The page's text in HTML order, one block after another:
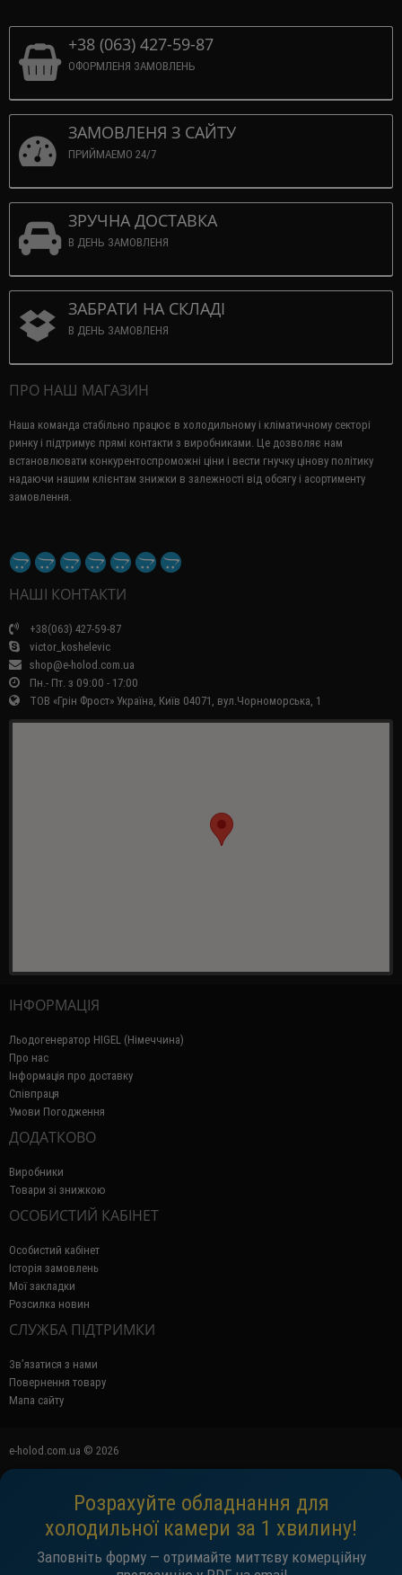
+38 (063) 427-59-87
ОФОРМЛЕНЯ ЗАМОВЛЕНЬ
ЗАМОВЛЕНЯ З САЙТУ
ПРИЙМАЕМО 24/7
ЗРУЧНА ДОСТАВКА
В ДЕНЬ ЗАМОВЛЕНЯ
ЗАБРАТИ НА СКЛАДІ
В ДЕНЬ ЗАМОВЛЕНЯ
ПРО НАШ МАГАЗИН
Наша команда стабільно працює в холодильному і кліматичному секторі
ринку і підтримує прямі контакти з виробниками. Це дозволяє нам
встановлювати конкурентоспроможні ціни і вести гнучку цінову політику
надаючи нашим клієнтам знижки в залежності від обсягу і асортименту
замовлення.
НАШІ КОНТАКТИ
+38(063) 427-59-87
victor_koshelevic
shop@e-holod.com.ua
Пн.- Пт. з 09:00 - 17:00
ТОВ «Грін Фрост» Україна, Київ 04071, вул.Чорноморська, 1
ІНФОРМАЦІЯ
Льодогенератор HIGEL (Німеччина)
Про нас
Інформація про доставку
Співпраця
Умови Погодження
ДОДАТКОВО
Виробники
Товари зі знижкою
ОСОБИСТИЙ КАБІНЕТ
Особистий кабінет
Історія замовлень
Мої закладки
Розсилка новин
СЛУЖБА ПІДТРИМКИ
Зв’язатися з нами
Повернення товару
Мапа сайту
e-holod.com.ua © 2026
Розрахуйте обладнання для
холодильної камери за 1 хвилину!
Заповніть форму — отримайте миттєву комерційну